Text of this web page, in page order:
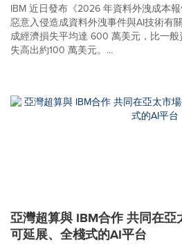
IBM 近日發布《2026 年資料外洩成本
惡意入侵造成資料外洩事件與AI技術有
成經濟損失平均達 600 萬美元，比一
失高出約100 萬美元。...
亞灣超算與 IBM合作 共同在亞
可延展、全棧式的AI平台